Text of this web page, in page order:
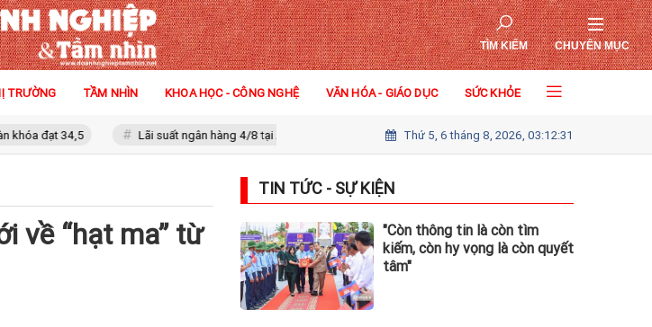
TÌM KIẾM CHUYÊN MỤC
TRƯỜNG TẦM NHÌN KHOA HỌC - CÔNG NGHỆ VĂN HÓA - GIÁO DỤC SỨC KHỎE
Lãi suất ngân hàng 4/8 tại Agribank, Vietcombank, BIDV, VietinBank, MB, Sacombank, HDBank,...
Thứ 5, 6 tháng 8, 2026, 03:12:33
về “hạt ma” từ
TIN TỨC - SỰ KIỆN
"Còn thông tin là còn tìm
kiếm, còn hy vọng là còn quyết
tâm"